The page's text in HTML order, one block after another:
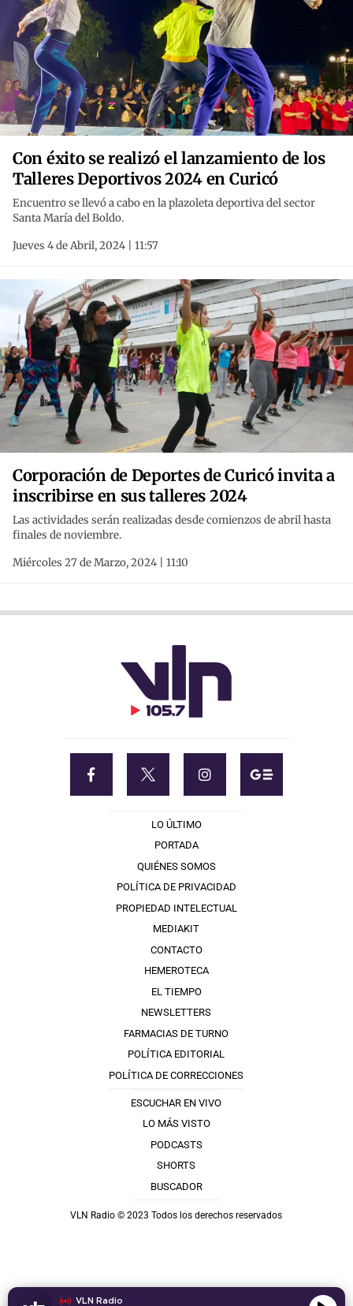
Con éxito se realizó el lanzamiento de los
Talleres Deportivos 2024 en Curicó
Encuentro se llevó a cabo en la plazoleta deportiva del sector
Santa María del Boldo.
Jueves 4 de Abril, 2024 | 11:57
Corporación de Deportes de Curicó invita a
inscribirse en sus talleres 2024
Las actividades serán realizadas desde comienzos de abril hasta
finales de noviembre.
Miércoles 27 de Marzo, 2024 | 11:10
VLN Radio
LO ÚLTIMO
PORTADA
QUIÉNES SOMOS
POLÍTICA DE PRIVACIDAD
PROPIEDAD INTELECTUAL
MEDIAKIT
CONTACTO
HEMEROTECA
EL TIEMPO
NEWSLETTERS
FARMACIAS DE TURNO
POLÍTICA EDITORIAL
POLÍTICA DE CORRECCIONES
ESCUCHAR EN VIVO
LO MÁS VISTO
PODCASTS
SHORTS
BUSCADOR
VLN Radio © 2023 Todos los derechos reservados